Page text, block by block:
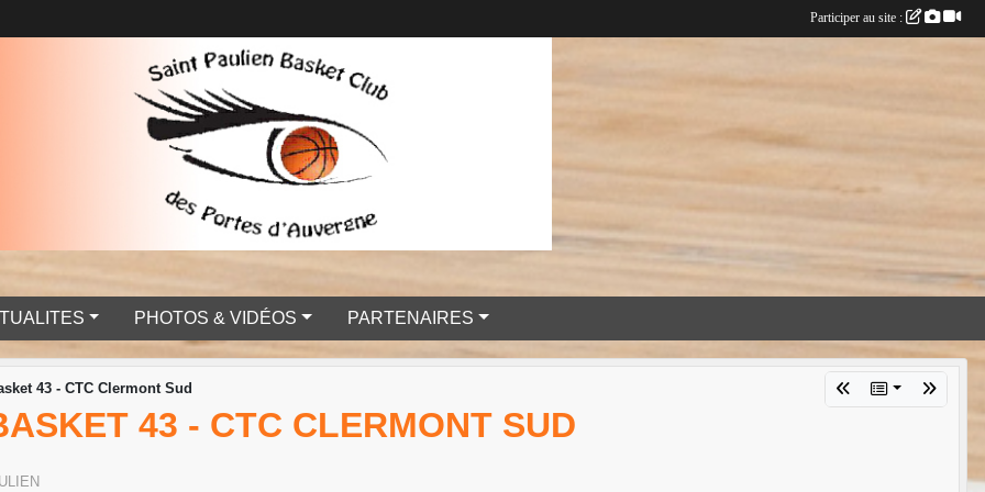
PHOTOS & VIDÉOS PARTENAIRES
43 - CTC Clermont Sud
43 - CTC CLERMONT SUD
Participer au site :